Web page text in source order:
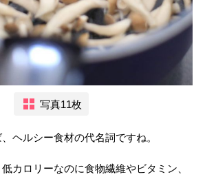
写真11枚
ヘルシー食材の代名詞ですね。
カロリーなのに食物繊維やビタミン、